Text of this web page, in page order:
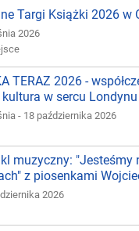
Targi Książki 2026 w
2026
TERAZ 2026 -
w sercu Londynu
- 18 października 2026
muzyczny: "Jesteśmy
z piosenkami
2026